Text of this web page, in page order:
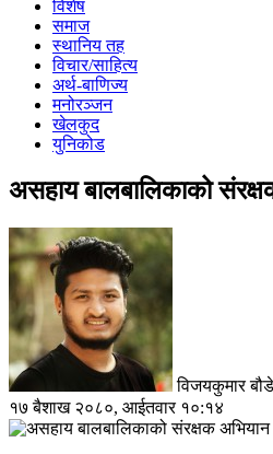
विशेष
समाज
स्थानिय तह
विचार/साहित्य
अर्थ-बाणिज्य
मनोरञ्जन
खेलकुद
युनिकोड
असहाय बालबालिकाको
विजयकुमार
१७ बैशाख २०८०, आईतवार १०:१४